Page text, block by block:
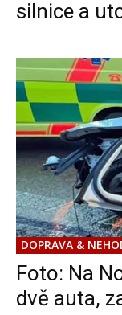
silnice a
DOPRAVA &
Foto: Na
dvě auta,